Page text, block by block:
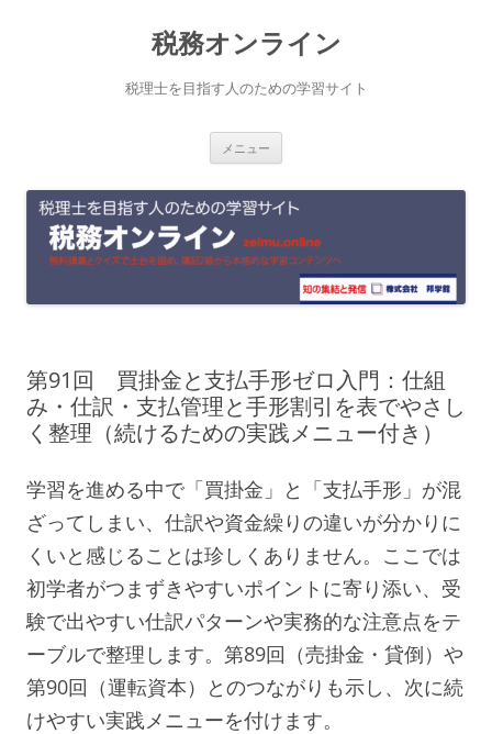
へ
ッ
税務オンライン
税理士を目指す人のための学習サイト
メニュー
第91回 買掛金と支払手形ゼロ入門：仕組
み・仕訳・支払管理と手形割引を表でやさし
く整理（続けるための実践メニュー付き）
学習を進める中で「買掛金」と「支払手形」が混
ざってしまい、仕訳や資金繰りの違いが分かりに
くいと感じることは珍しくありません。ここでは
初学者がつまずきやすいポイントに寄り添い、受
験で出やすい仕訳パターンや実務的な注意点をテ
ーブルで整理します。第89回（売掛金・貸倒）や
第90回（運転資本）とのつながりも示し、次に続
けやすい実践メニューを付けます。